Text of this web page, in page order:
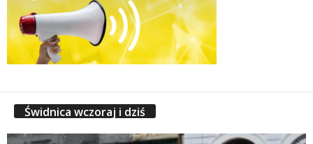
Świdnica wczoraj i dziś